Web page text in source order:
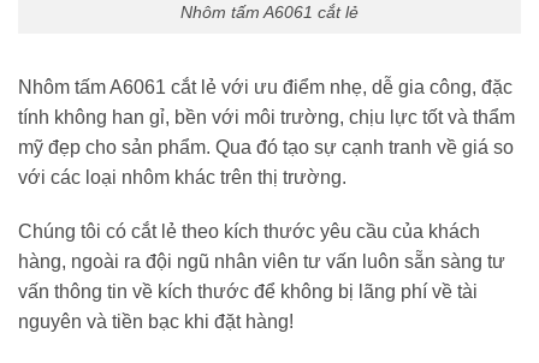
Nhôm tấm A6061 cắt lẻ
Nhôm tấm A6061 cắt lẻ với ưu điểm nhẹ, dễ gia công, đặc
tính không han gỉ, bền với môi trường, chịu lực tốt và thẩm
mỹ đẹp cho sản phẩm. Qua đó tạo sự cạnh tranh về giá so
với các loại nhôm khác trên thị trường.
Chúng tôi có cắt lẻ theo kích thước yêu cầu của khách
hàng, ngoài ra đội ngũ nhân viên tư vấn luôn sẵn sàng tư
vấn thông tin về kích thước để không bị lãng phí về tài
nguyên và tiền bạc khi đặt hàng!